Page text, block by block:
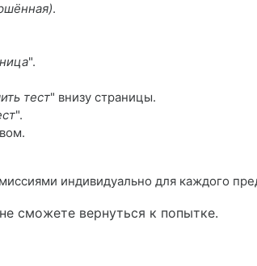
.
".
тест" внизу страницы.
".
индивидуально для каждого
сможете вернуться к попытке.